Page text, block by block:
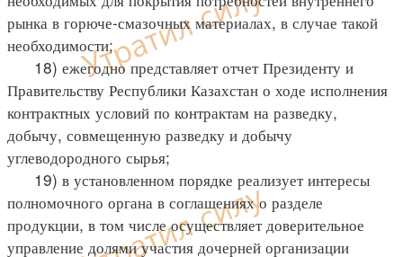
рынка в горюче-смазочных материалах, в случае такой
необходимости;
18) ежегодно представляет отчет Президенту и
Правительству Республики Казахстан о ходе исполнения
контрактных условий по контрактам на разведку,
добычу, совмещенную разведку и добычу
углеводородного сырья;
19) в установленном порядке реализует интересы
полномочного органа в соглашениях о разделе
продукции, в том числе осуществляет доверительное
управление долями участия дочерней организации